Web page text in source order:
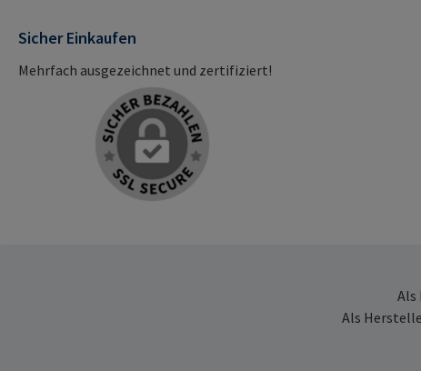
Sicher Einkaufen
Mehrfach ausgezeichnet und zertifiziert!
Als
Als